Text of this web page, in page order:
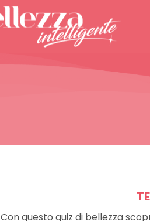
Con questo quiz di bellezza